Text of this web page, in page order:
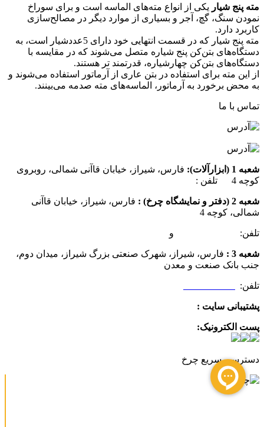
مته پنج شیار یکی از انواع مته‌های‌ الماسه است و برای سوراخ‌
نمودن سنگ، گچ، آجر و بسیاری از موارد دیگر در مصالح‌سازی
کاربرد دارد.
مته پنج شیار که در قسمت ‌انتهایی خود دارای 5عددشیار است، به
دستگاه‌های بتن‌کن پنج‌ شیاره متصل‌ می‌شوند که در مقایسه با
دستگاه‌های بتن‌کن چهارشیاره، قدرتمند تر هستند.
از این مته برای استفاده در بتن عاری از آرماتور استفاده‌ می‌شوند و
به محض برخورد به آرماتور، الماسه‌های مته صدمه‌ می‌بینند.
تماس با ما
شعبه 1 (ابزارآلات):
فارس، شیراز، خیابان قاآنی شمالی، روبروی
کوچه 4 تلفن :
شعبه 2 (دفتر و نمایشگاه چرخ) :
فارس، شیراز، خیابان قاآنی
شمالی، کوچه 4
تلفن: و
شعبه 3 :
فارس، شیراز، شهرک صنعتی بزرگ شیراز، میدان دوم،
جنب بانک صنعت و معدن
تلفن:
پشتیبانی سایت :
پست الکترونیک:
دسترسی سریع چرخ